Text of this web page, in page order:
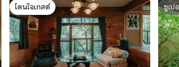
โดนใจเกสต์
โดนใจเกสต์
ซูเป
ซูเป